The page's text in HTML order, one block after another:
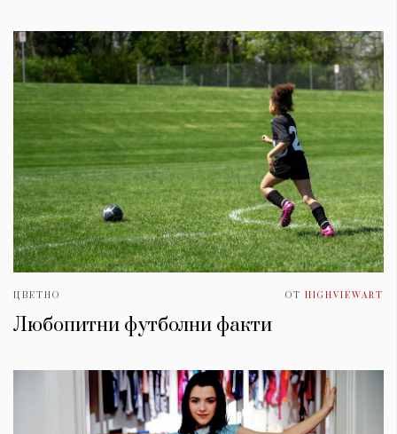
ЦВЕТНО ОТ HIGHVIEWART
Любопитни футболни факти